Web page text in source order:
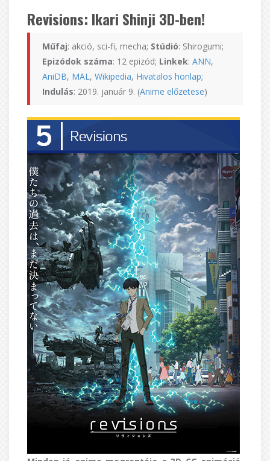
Revisions: Ikari Shinji 3D-ben!
Műfaj: akció, sci-fi, mecha; Stúdió: Shirogumi;
Epizódok száma: 12 epizód; Linkek: ANN,
AniDB, MAL , Wikipedia, Hivatalos honlap;
Indulás: 2019. január 9. (Anime előzetese)